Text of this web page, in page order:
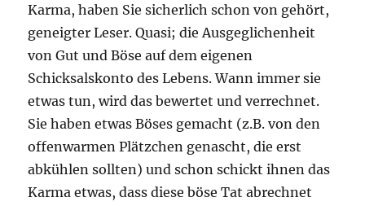
Karma, haben Sie sicherlich schon von gehört,
geneigter Leser. Quasi; die Ausgeglichenheit
von Gut und Böse auf dem eigenen
Schicksalskonto des Lebens. Wann immer sie
etwas tun, wird das bewertet und verrechnet.
Sie haben etwas Böses gemacht (z.B. von den
offenwarmen Plätzchen genascht, die erst
abkühlen sollten) und schon schickt ihnen das
Karma etwas, dass diese böse Tat abrechnet